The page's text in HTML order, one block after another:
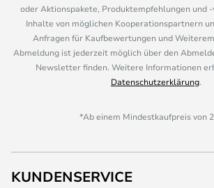
oder Aktionspakete, Produktempfehlungen und
Inhalte von möglichen Kooperationspartnern
Anfragen für Kaufbewertungen und
Abmeldung ist jederzeit möglich über den
Newsletter finden. Weitere Informationen
Datenschutzerklärung.
*Ab einem Mindestkaufpreis von
KUNDENSERVICE